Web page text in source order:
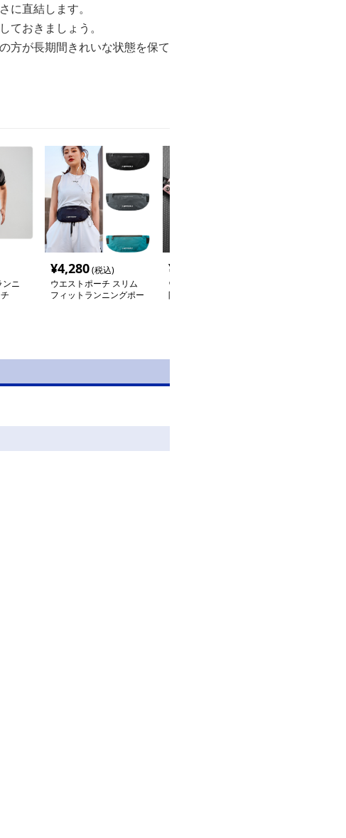
直結します。
おきましょう。
方が長期間きれいな状態を保て
ンニ
¥4,280(税込)
ウエストポーチ スリム
フィットランニングポー
¥
ウエストポーチ 超軽量
防水スポーツウエストポ